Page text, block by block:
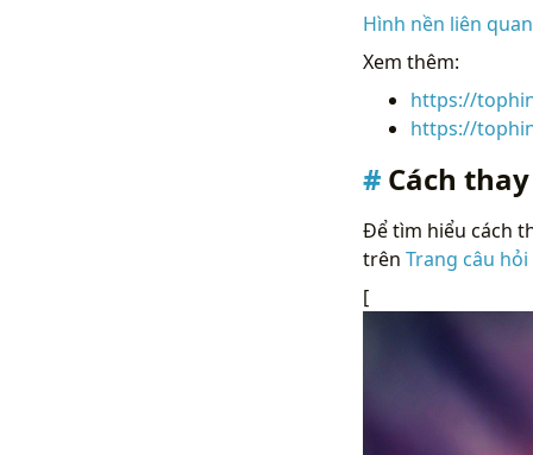
Hình nền liên
Xem thêm:
https://
https://
Cách
Để tìm hiểu cách
trên Trang câu
[